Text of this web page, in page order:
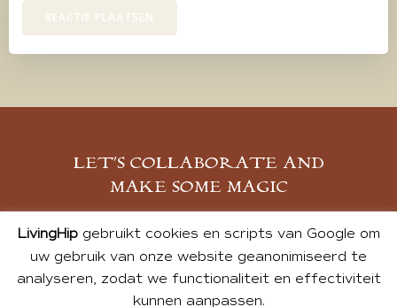
LET’S COLLABORATE AND
MAKE SOME MAGIC
MELD JE AAN
LivingHipgebruikt cookies en scripts van Google om
uw gebruik van onze website geanonimiseerd te
analyseren, zodat we functionaliteit en effectiviteit
kunnen aanpassen.